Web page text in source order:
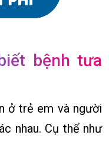
bệnh tưa
ở trẻ em và người
nhau. Cụ thể như